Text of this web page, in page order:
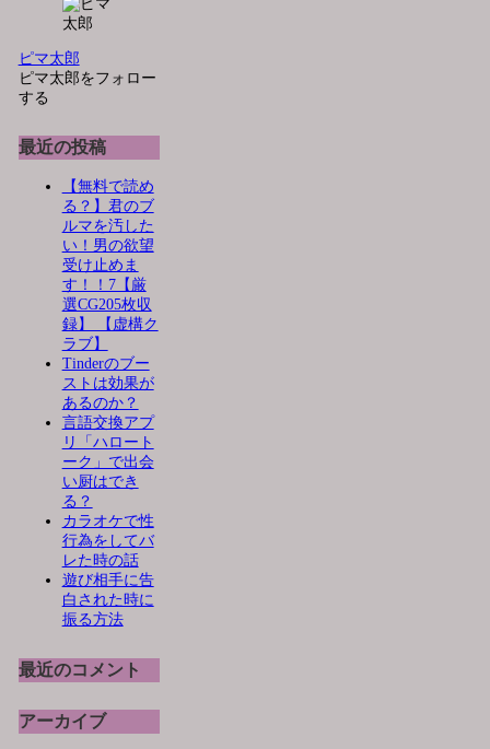
ピマ太郎
ピマ太郎をフォロー
する
最近の投稿
【無料で読め
る？】君のブ
ルマを汚した
い！男の欲望
受け止めま
す！！7【厳
選CG205枚収
録】 【虚構ク
ラブ】
Tinderのブー
ストは効果が
あるのか？
言語交換アプ
リ「ハロート
ーク」で出会
い厨はでき
る？
カラオケで性
行為をしてバ
レた時の話
遊び相手に告
白された時に
振る方法
最近のコメント
アーカイブ